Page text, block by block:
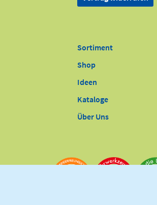
Sortiment
Shop
Ideen
Kataloge
Über Uns